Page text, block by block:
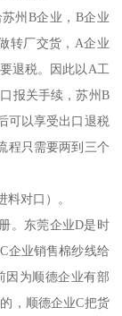
州B企业，B企业
转厂交货，A企业
退税。因此以A工
报关手续，苏州B
可以享受出口退税
程只需要两到三个
对口）。
。东莞企业D是时
企业销售棉纱线给
因为顺德企业有部
，顺德企业C把货